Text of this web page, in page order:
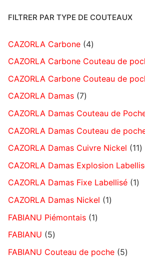
FILTRER PAR TYPE DE COUTEAUX
CAZORLA Carbone 4
CAZORLA Carbone Couteau de
CAZORLA Carbone Couteau de
CAZORLA Damas 7
CAZORLA Damas Couteau de
CAZORLA Damas Couteau de
CAZORLA Damas Cuivre Nickel
11
CAZORLA Damas Explosion
CAZORLA Damas Fixe Labellisé 1
CAZORLA Damas Nickel
1
FABIANU Piémontais 1
FABIANU
5
FABIANU Couteau de poche 5